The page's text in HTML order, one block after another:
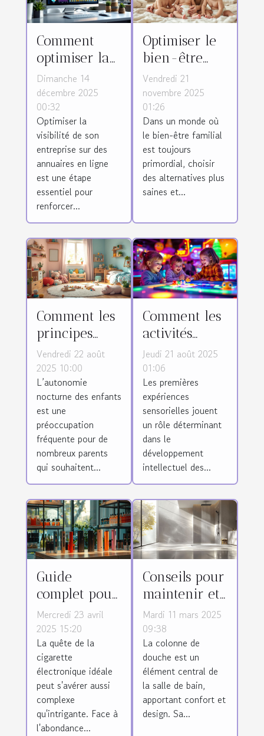
Comment
optimiser la
visibilité de
votre
entreprise
sur des
annuaires en
ligne ?
Dimanche 14
décembre 2025
00:32
Optimiser la
visibilité de son
entreprise sur des
annuaires en ligne
est une étape
essentiel pour
renforcer...
Optimiser le
bien-être
familial avec
des couches
biologiques
sur
abonnement
Vendredi 21
novembre 2025
01:26
Dans un monde où
le bien-être familial
est toujours
primordial, choisir
des alternatives plus
saines et...
Comment les
principes
Montessori
favorisent-ils
l'autonomie
nocturne des
enfants ?
Vendredi 22 août
2025 10:00
L’autonomie
nocturne des enfants
est une
préoccupation
fréquente pour de
nombreux parents
qui souhaitent...
Comment les
activités
sensorielles
précoces
façonnent
l'intelligence
des enfants ?
Jeudi 21 août 2025
01:06
Les premières
expériences
sensorielles jouent
un rôle déterminant
dans le
développement
intellectuel des...
Guide
complet pour
choisir une
cigarette
électronique
adaptée
Mercredi 23 avril
2025 15:20
La quête de la
cigarette
électronique idéale
peut s'avérer aussi
complexe
qu'intrigante. Face à
l'abondance...
Conseils pour
maintenir et
nettoyer
efficacement
votre colonne
de douche
Mardi 11 mars 2025
09:38
La colonne de
douche est un
élément central de
la salle de bain,
apportant confort et
design. Sa...